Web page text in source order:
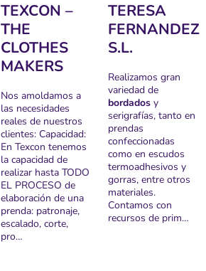
TEXCON –
THE
CLOTHES
MAKERS
Nos amoldamos a
las necesidades
reales de nuestros
clientes: Capacidad:
En Texcon tenemos
la capacidad de
realizar hasta TODO
EL PROCESO de
elaboración de una
prenda: patronaje,
escalado, corte,
pro…
TERESA
FERNANDEZ
S.L.
Realizamos gran
variedad de
bordados y
serigrafías, tanto en
prendas
confeccionadas
como en escudos
termoadhesivos y
gorras, entre otros
materiales.
Contamos con
recursos de prim…